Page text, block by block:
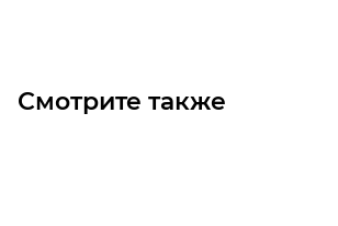
Смотрите также